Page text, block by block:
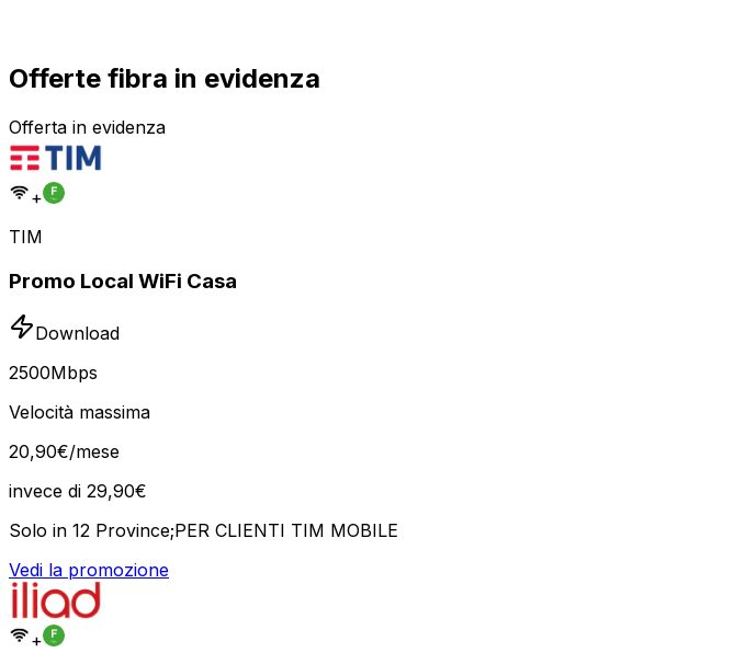
Offerte fibra in evidenza
Offerta in evidenza
+
TIM
Promo Local WiFi Casa
Download
2500Mbps
Velocità massima
20,90€/mese
invece di 29,90€
Solo in 12 Province;PER CLIENTI TIM MOBILE
Vedi la promozione
+